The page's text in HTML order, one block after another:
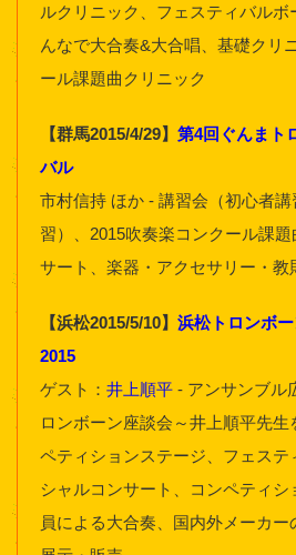
ルクリニック、フェスティバル
んなで大合奏&大合唱、基礎クリ
ール課題曲クリニック
【群馬2015/4/29】 第4回ぐんまト
バル
市村信持 ほか - 講習会（初心者
習）、2015吹奏楽コンクール課
サート、楽器・アクセサリー・教
【浜松2015/5/10】 浜松トロンボ
2015
ゲスト： 井上順平 - アンサンブル
ロンボーン座談会～井上順平先
ペティションステージ、フェス
シャルコンサート、コンペティシ
員による大合奏、国内外メーカ